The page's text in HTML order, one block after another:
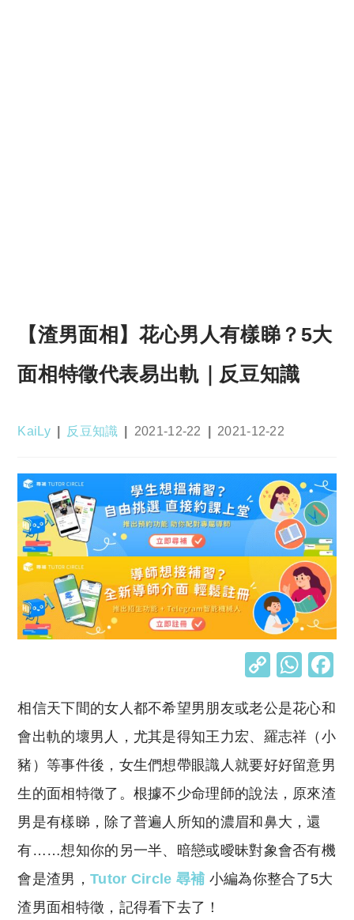
【渣男面相】花心男人有樣睇？5大
面相特徵代表易出軌｜反豆知識
Post
KaiLy
Post
反豆知識
Post
2021-12-22
Post
2021-12-22
C
p
y
Li
n
k
W
at
s
A
p
p
相信天下間的女人都不希望男朋友或老公是花心和
會出軌的壞男人，尤其是得知王力宏、羅志祥（小
豬）等事件後，女生們想帶眼識人就要好好留意男
生的面相特徵了。根據不少命理師的說法，原來渣
男是有樣睇，除了普遍人所知的濃眉和鼻大，還
有……想知你的另一半、暗戀或曖昧對象會否有機
會是渣男， Tutor Circle 尋補 小編為你整合了5大
渣男面相特徵，記得看下去了！